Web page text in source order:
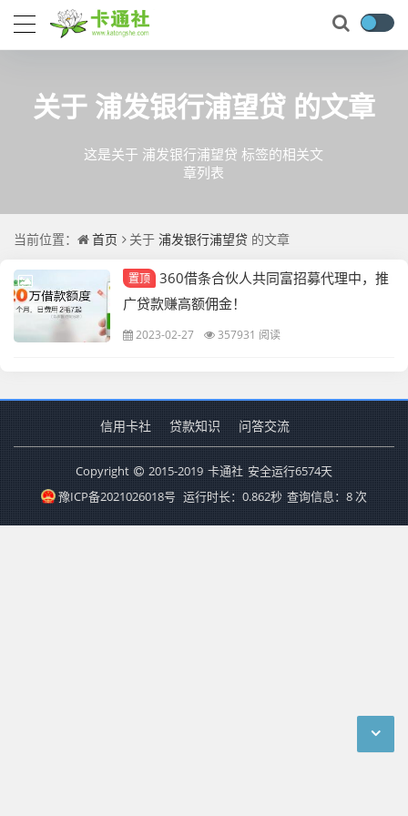
关于 浦发银行浦望贷 的文章
这是关于 浦发银行浦望贷 标签的相关文
章列表
当前位置： 首页 关于 浦发银行浦望贷 的文章
置顶 360借条合伙人共同富招募代理中，推
广贷款赚高额佣金！
2023-02-27 357931 阅读
信用卡社 贷款知识 问答交流
Copyright 2015-2019 卡通社 安全运行6574天
豫ICP备2021026018号 运行时长：0.862秒 查询信息：8 次